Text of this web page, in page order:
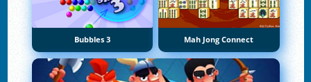
Bubbles 3 Mah Jong Connect